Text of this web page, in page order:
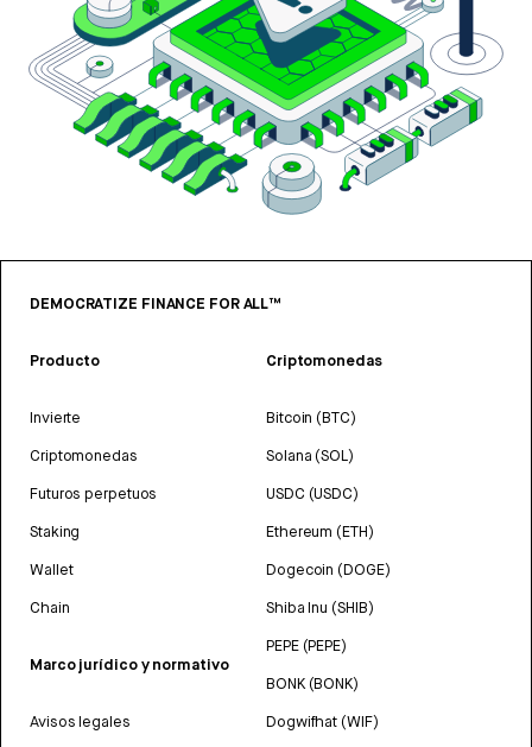
DEMOCRATIZE FINANCE FOR ALL™
Producto
Invierte
Criptomonedas
Futuros perpetuos
Staking
Wallet
Chain
Marco jurídico y normativo
Avisos legales
Criptomonedas
Bitcoin (BTC)
Solana (SOL)
USDC (USDC)
Ethereum (ETH)
Dogecoin (DOGE)
Shiba Inu (SHIB)
PEPE (PEPE)
BONK (BONK)
Dogwifhat (WIF)